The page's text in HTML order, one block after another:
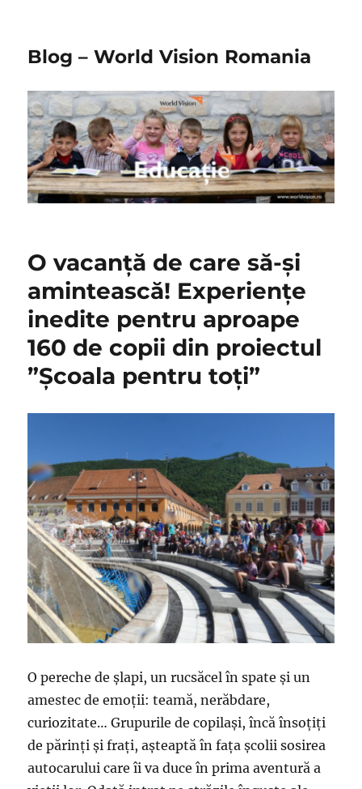
Blog – World Vision Romania
O vacanță de care să-și
amintească! Experiențe
inedite pentru aproape
160 de copii din proiectul
”Școala pentru toți”
O pereche de șlapi, un rucsăcel în spate și un
amestec de emoții: teamă, nerăbdare,
curiozitate… Grupurile de copilași, încă însoțiți
de părinți și frați, așteaptă în fața școlii sosirea
autocarului care îi va duce în prima aventură a